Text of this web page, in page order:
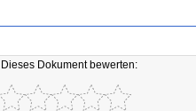
Dieses Dokument bewerten: